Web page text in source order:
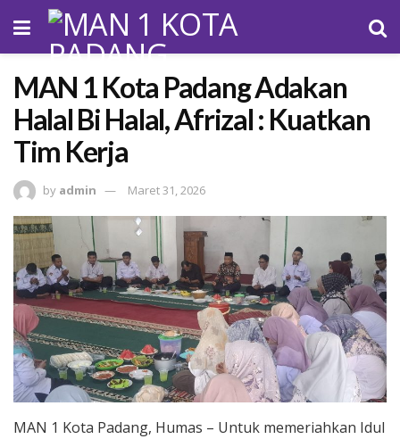
MAN 1 Kota Padang Adakan
Halal Bi Halal, Afrizal : Kuatkan
Tim Kerja
by admin Maret 31, 2026
MAN 1 Kota Padang, Humas – Untuk memeriahkan Idul